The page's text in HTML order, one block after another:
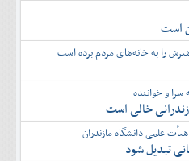
است
را به خانه‌های مردم برده است
سرا و خواننده
خالی است
علمی دانشگاه مازندران
تبدیل شود